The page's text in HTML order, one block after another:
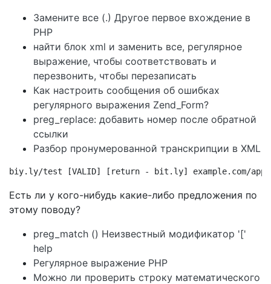
Замените все (.) Другое первое вхождение в
PHP
найти блок xml и заменить все, регулярное
выражение, чтобы соответствовать и
перезвонить, чтобы перезаписать
Как настроить сообщения об ошибках
регулярного выражения Zend_Form?
preg_replace: добавить номер после обратной
ссылки
Разбор пронумерованной транскрипции в XML
biy.ly/test [VALID] [return - bit.ly] example.com/
Есть ли у кого-нибудь какие-либо предложения по
этому поводу?
preg_match () Неизвестный модификатор '['
help
Регулярное выражение PHP
Можно ли проверить строку математического